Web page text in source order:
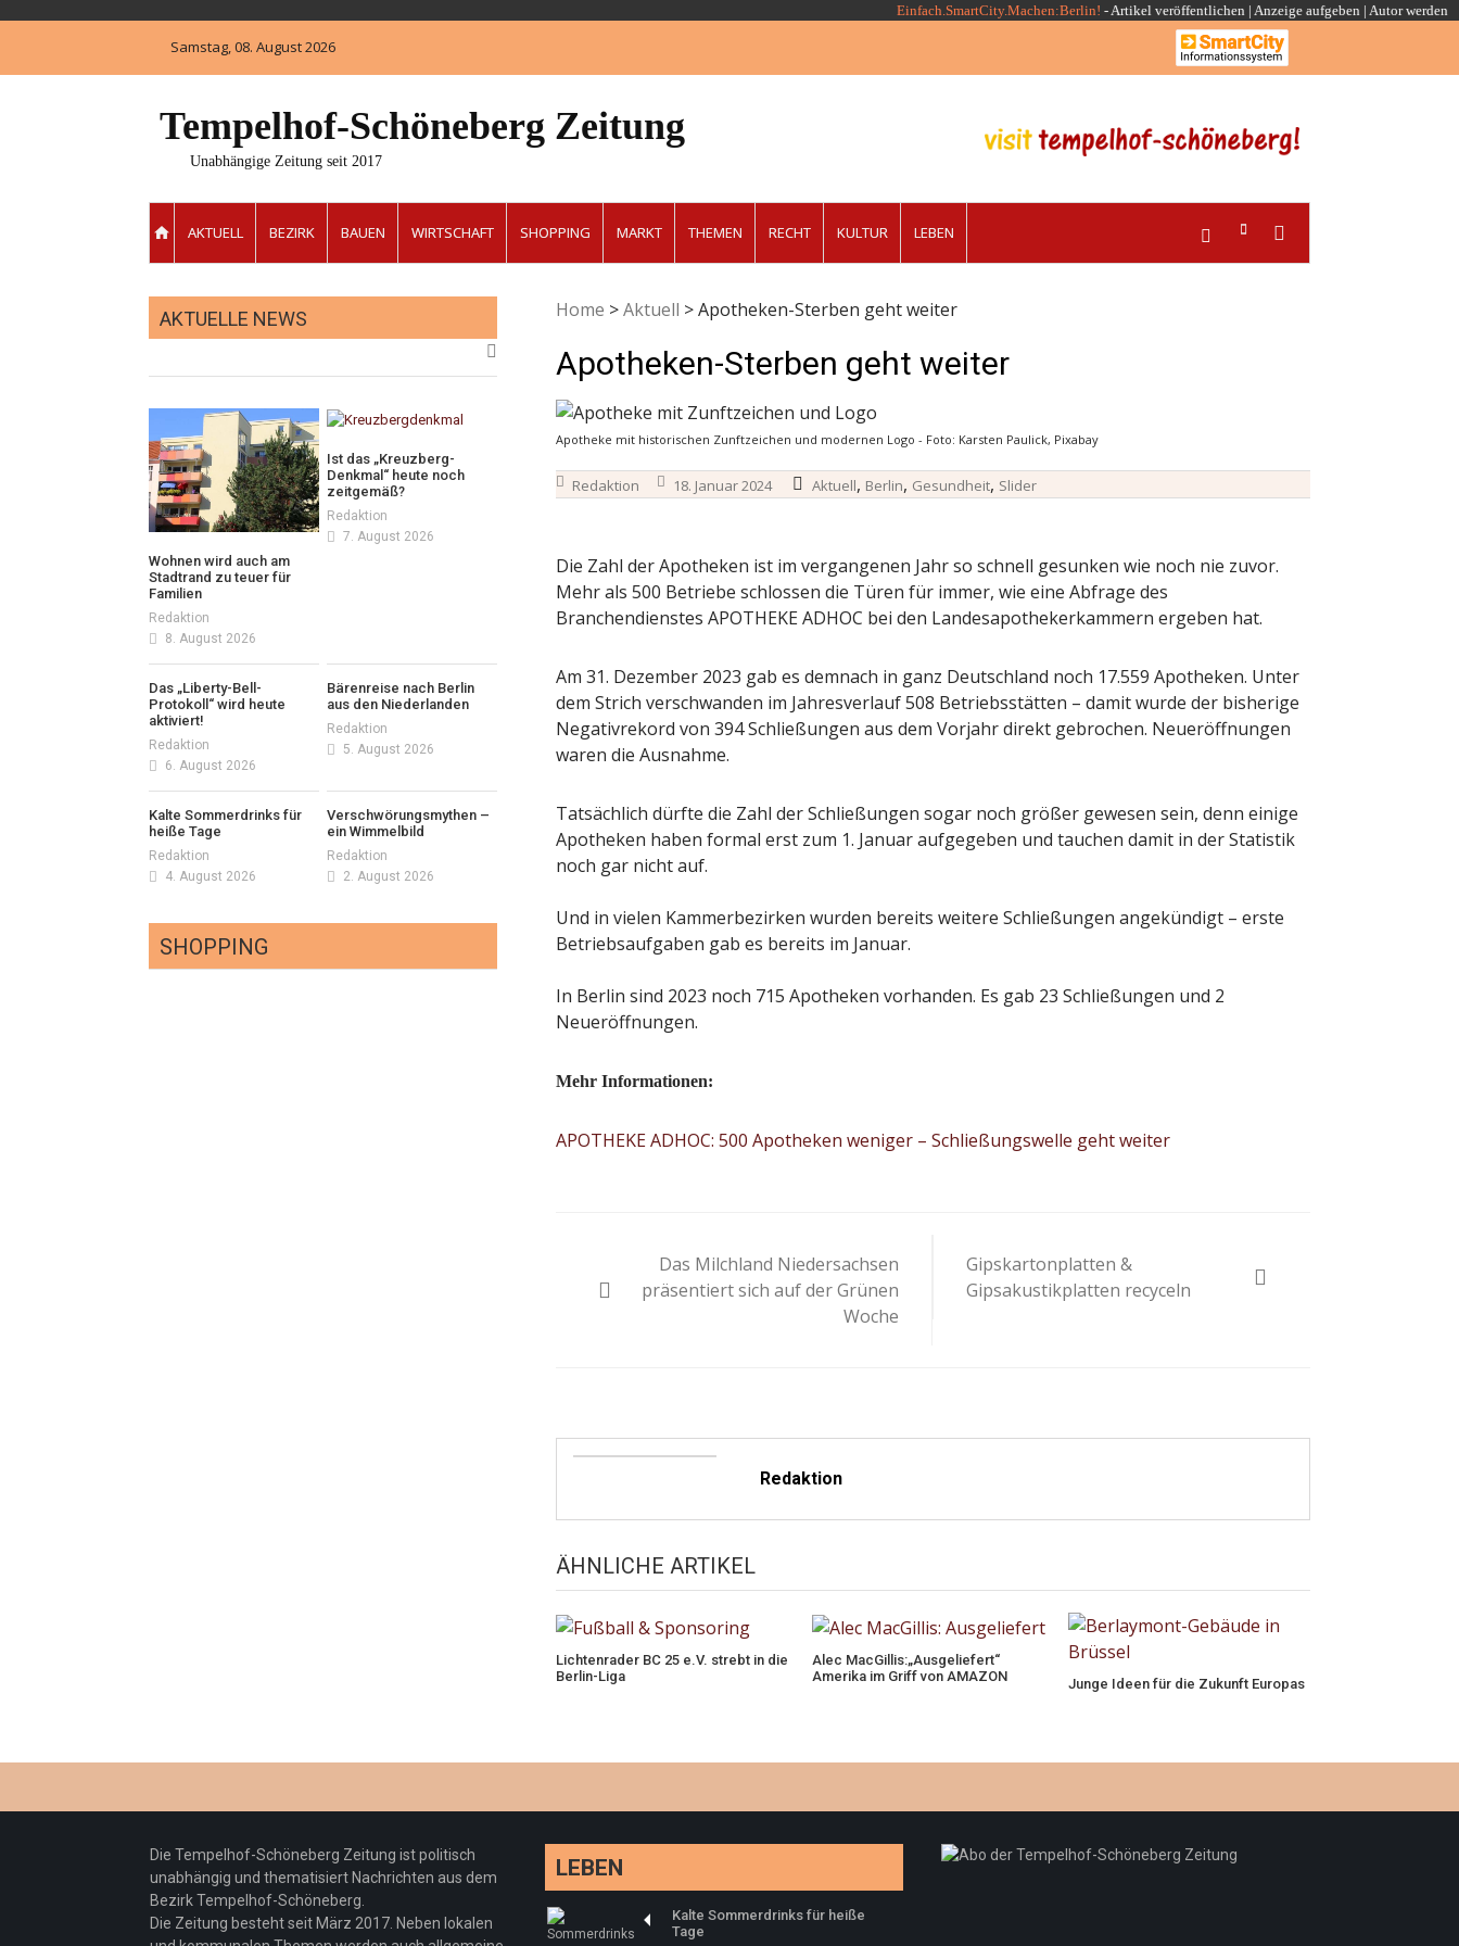
Einfach.SmartCity.Machen:Berlin! -Artikel veröffentlichen | Anzeige aufgeben | Autor werden
Samstag, 08. August 2026
Tempelhof-Schöneberg Zeitung
Unabhängige Zeitung seit 2017
AKTUELL BEZIRK BAUEN WIRTSCHAFT SHOPPING MARKT THEMEN RECHT KULTUR LEBEN
Home >Aktuell >Apotheken-Sterben geht weiter
Apotheken-Sterben geht weiter
Apotheke mit historischen Zunftzeichen und modernen Logo - Foto: Karsten Paulick, Pixabay
Redaktion 18. Januar 2024 Aktuell, Berlin, Gesundheit, Slider
Die Zahl der Apotheken ist im vergangenen Jahr so schnell gesunken wie noch nie zuvor.
Mehr als 500 Betriebe schlossen die Türen für immer, wie eine Abfrage des
Branchendienstes APOTHEKE ADHOC bei den Landesapothekerkammern ergeben hat.
Am 31. Dezember 2023 gab es demnach in ganz Deutschland noch 17.559 Apotheken. Unter
dem Strich verschwanden im Jahresverlauf 508 Betriebsstätten – damit wurde der bisherige
Negativrekord von 394 Schließungen aus dem Vorjahr direkt gebrochen. Neueröffnungen
waren die Ausnahme.
Tatsächlich dürfte die Zahl der Schließungen sogar noch größer gewesen sein, denn einige
Apotheken haben formal erst zum 1. Januar aufgegeben und tauchen damit in der Statistik
noch gar nicht auf.
Und in vielen Kammerbezirken wurden bereits weitere Schließungen angekündigt – erste
Betriebsaufgaben gab es bereits im Januar.
In Berlin sind 2023 noch 715 Apotheken vorhanden. Es gab 23 Schließungen und 2
Neueröffnungen.
Mehr Informationen:
APOTHEKE ADHOC: 500 Apotheken weniger – Schließungswelle geht weiter
Das Milchland Niedersachsen
präsentiert sich auf der Grünen
Woche
Gipskartonplatten &
Gipsakustikplatten recyceln
Redaktion
ÄHNLICHE ARTIKEL
Lichtenrader BC 25 e.V. strebt in die
Berlin-Liga
Alec MacGillis:„Ausgeliefert“
Amerika im Griff von AMAZON
Junge Ideen für die Zukunft Europas
AKTUELLE NEWS
Wohnen wird auch am
Stadtrand zu teuer für
Familien
Redaktion
8. August 2026
Ist das „Kreuzberg-
Denkmal“ heute noch
zeitgemäß?
Redaktion
7. August 2026
Das „Liberty-Bell-
Protokoll“ wird heute
aktiviert!
Redaktion
6. August 2026
Bärenreise nach Berlin
aus den Niederlanden
Redaktion
5. August 2026
Kalte Sommerdrinks für
heiße Tage
Redaktion
4. August 2026
Verschwörungsmythen –
ein Wimmelbild
Redaktion
2. August 2026
SHOPPING
Die Tempelhof-Schöneberg Zeitung ist politisch
unabhängig und thematisiert Nachrichten aus dem
Bezirk Tempelhof-Schöneberg.
Die Zeitung besteht seit März 2017. Neben lokalen
LEBEN
Kalte Sommerdrinks für heiße
Tage